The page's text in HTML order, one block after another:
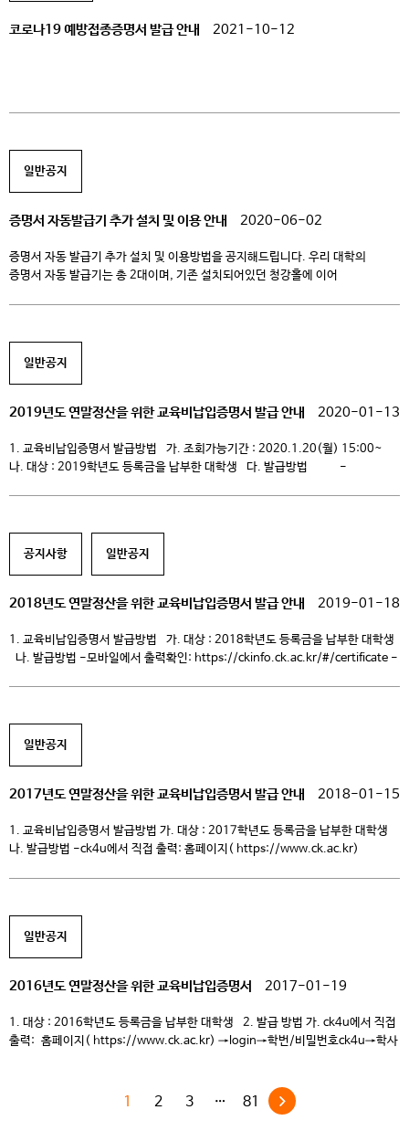
코로나19 예방접종증명서 발급 안내 2021-10-12
일반공지
증명서 자동발급기 추가 설치 및 이용 안내 2020-06-02
증명서 자동 발급기 추가 설치 및 이용방법을 공지해드립니다. 우리 대학의
증명서 자동 발급기는 총 2대이며, 기존 설치되어있던 청강홀에 이어
일반공지
2019년도 연말정산을 위한 교육비납입증명서 발급 안내 2020-01-13
1. 교육비납입증명서 발급방법 가. 조회가능기간 : 2020.1.20(월) 15:00~
나. 대상 : 2019학년도 등록금을 납부한 대학생 다. 발급방법 -
[…]
공지사항 일반공지
2018년도 연말정산을 위한 교육비납입증명서 발급 안내 2019-01-18
1. 교육비납입증명서 발급방법 가. 대상 : 2018학년도 등록금을 납부한 대학생
나. 발급방법 -모바일에서 출력확인: https://ckinfo.ck.ac.kr/#/certificate -
홈페이지(https://www.hometax.go.kr)에서 자녀 교육비 확인을 위한 ‘소득·
세액공제자료 제공동의 신청’ 절차 진행 후 조회/출력가능 2. […]
일반공지
2017년도 연말정산을 위한 교육비납입증명서 발급 안내 2018-01-15
1. 교육비납입증명서 발급방법 가. 대상 : 2017학년도 등록금을 납부한 대학생
나. 발급방법 -ck4u에서 직접 출력: 홈페이지( https://www.ck.ac.kr)
세액공제자료 제공동의 신청’ 절차 진행 후 조회/출력가능 -기타:
증명서발급홈페이지( http://www.webminwon.com )→증명서발급→
기관검색“청강문화산업대학교” → 인터넷발급바로가기→로그인→증명서신청
2. 2017년 교육비납입증명서 […]
일반공지
2016년도 연말정산을 위한 교육비납입증명서 2017-01-19
1. 대상 : 2016학년도 등록금을 납부한 대학생 2. 발급 방법 가. ck4u에서 직접
출력: 홈페이지( https://www.ck.ac.kr) →login→학번/비밀번호ck4u→학사
1 2 3 … 81